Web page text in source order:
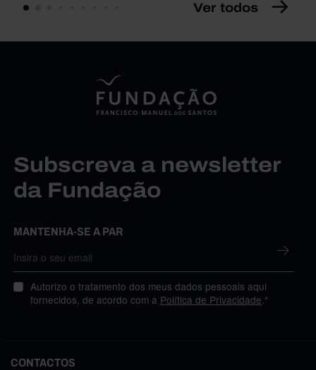
Ver todos
Subscreva a newsletter
da Fundação
MANTENHA-SE A PAR
Autorizo o tratamento dos meus dados pessoais aqui
fornecidos, de acordo com a Política de Privacidade.*
CONTACTOS